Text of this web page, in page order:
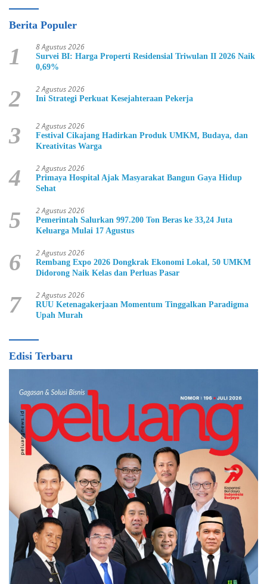
Berita Populer
1 8 Agustus 2026
Survei BI: Harga Properti Residensial Triwulan II 2026 Naik
0,69%
2 2 Agustus 2026
Ini Strategi Perkuat Kesejahteraan Pekerja
3 2 Agustus 2026
Festival Cikajang Hadirkan Produk UMKM, Budaya, dan
Kreativitas Warga
4 2 Agustus 2026
Primaya Hospital Ajak Masyarakat Bangun Gaya Hidup
Sehat
5 2 Agustus 2026
Pemerintah Salurkan 997.200 Ton Beras ke 33,24 Juta
Keluarga Mulai 17 Agustus
6 2 Agustus 2026
Rembang Expo 2026 Dongkrak Ekonomi Lokal, 50 UMKM
Didorong Naik Kelas dan Perluas Pasar
7 2 Agustus 2026
RUU Ketenagakerjaan Momentum Tinggalkan Paradigma
Upah Murah
Edisi Terbaru